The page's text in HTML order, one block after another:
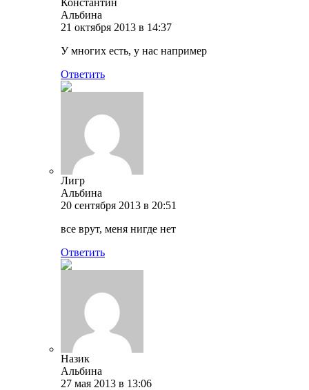
Альбина
21 октября 2013 в 14:37
У многих есть, у нас например
Ответить
Лигр
Альбина
20 сентября 2013 в 20:51
все врут, меня нигде нет
Ответить
Назик
Альбина
27 мая 2013 в 13:06